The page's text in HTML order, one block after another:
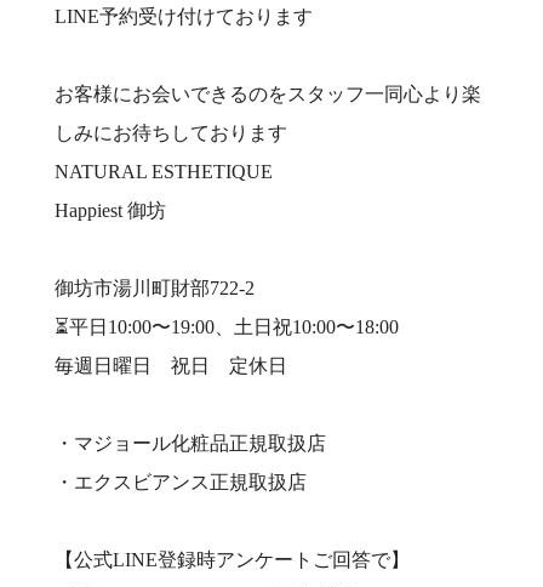
LINE予約受け付けております
お客様にお会いできるのをスタッフ一同心より楽
しみにお待ちしております
NATURAL ESTHETIQUE
Happiest 御坊
御坊市湯川町財部722-2
⏳平日10:00〜19:00、土日祝10:00〜18:00
️毎週日曜日 祝日 定休日
・マジョール化粧品正規取扱店
・エクスビアンス正規取扱店
【公式LINE登録時アンケートご回答で】